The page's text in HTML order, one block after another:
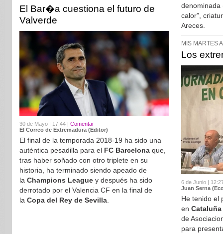
El Bar�a cuestiona el futuro de
Valverde
30 de Mayo | 17:44 | Comentar
El Correo de Extremadura (Editor)
El final de la temporada 2018-19 ha sido una
auténtica pesadilla para el FC Barcelona que,
tras haber soñado con otro triplete en su
historia, ha terminado siendo apeado de
la Champions League y después ha sido
derrotado por el Valencia CF en la final de
la Copa del Rey de Sevilla
denominada
calor”,
Areces.
MIS MARTES
Los
6 de Junio |
Juan Serna
He tenido el
en Cataluña
de
para